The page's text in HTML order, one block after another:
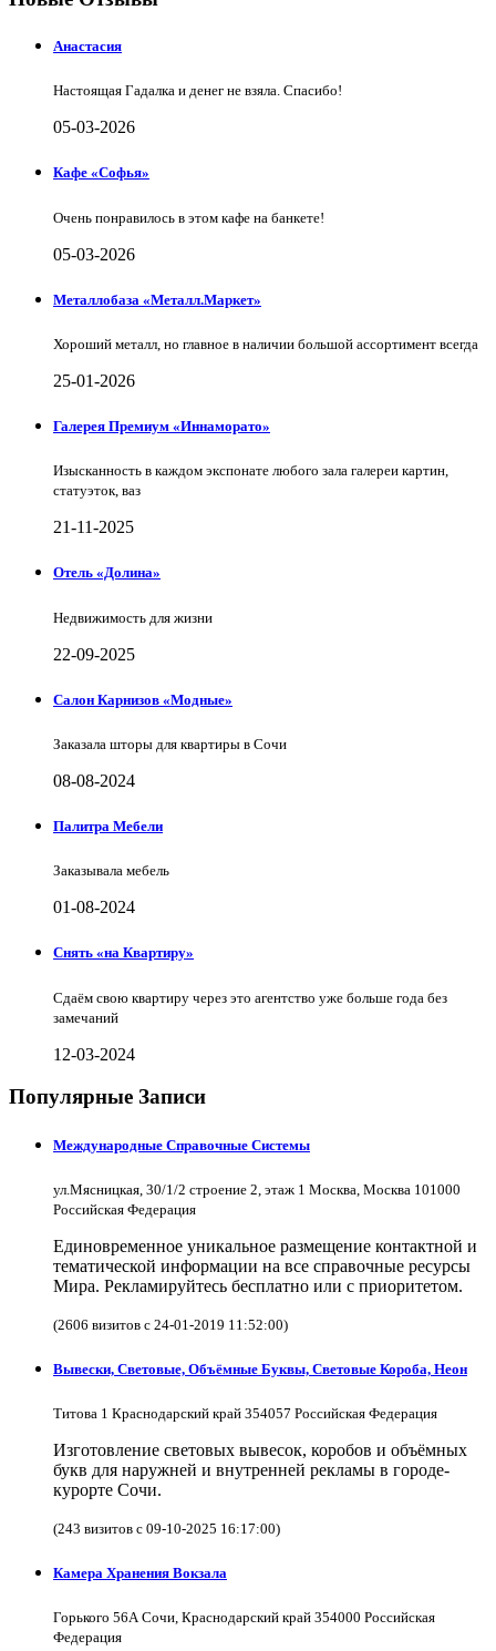
Анастасия
Настоящая Гадалка и денег не взяла. Спасибо!
05-03-2026
Кафе «Софья»
Очень понравилось в этом кафе на банкете!
05-03-2026
Металлобаза «Металл.Маркет»
Хороший металл, но главное в наличии большой ассортимент всегда
25-01-2026
Галерея Премиум «Иннаморато»
Изысканность в каждом экспонате любого зала галереи картин,
статуэток, ваз
21-11-2025
Отель «Долина»
Недвижимость для жизни
22-09-2025
Салон Карнизов «Модные»
Заказала шторы для квартиры в Сочи
08-08-2024
Палитра Мебели
Заказывала мебель
01-08-2024
Снять «на Квартиру»
Сдаём свою квартиру через это агентство уже больше года без
замечаний
12-03-2024
Популярные Записи
Международные Справочные Системы
ул.Мясницкая, 30/1/2 строение 2, этаж 1 Москва, Москва 101000
Российская Федерация
Единовременное уникальное размещение контактной и
тематической информации на все справочные ресурсы
Мира. Рекламируйтесь бесплатно или с приоритетом.
(2606 визитов с 24-01-2019 11:52:00)
Вывески, Световые, Объёмные Буквы, Световые Короба, Неон
Титова 1 Краснодарский край 354057 Российская Федерация
Изготовление световых вывесок, коробов и объёмных
букв для наружней и внутренней рекламы в городе-
курорте Сочи.
(243 визитов с 09-10-2025 16:17:00)
Камера Хранения Вокзала
Горького 56А Сочи, Краснодарский край 354000 Российская
Федерация